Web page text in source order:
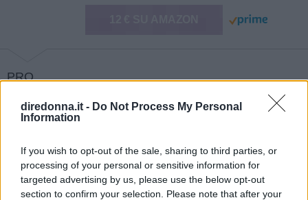
diredonna.it - Do Not Process My Personal
Information
If you wish to opt-out of the sale, sharing to third parties, or
processing of your personal or sensitive information for
targeted advertising by us, please use the below opt-out
section to confirm your selection. Please note that after your
PRO
CONTRO
Continua a leggere dopo la pubblicità